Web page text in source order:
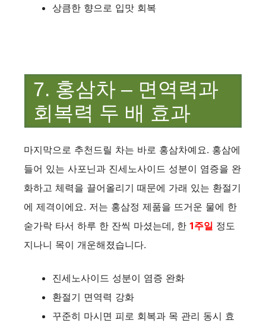
상큼한 향으로 입맛 회복
7. 홍삼차 – 면역력과
회복력 두 배 효과
마지막으로 추천드릴 차는 바로 홍삼차예요. 홍삼에
들어 있는 사포닌과 진세노사이드 성분이 염증을 완
화하고 체력을 끌어올리기 때문에 가래 있는 환절기
에 제격이에요. 저는 홍삼정 제품을 뜨거운 물에 한
숟가락 타서 하루 한 잔씩 마셨는데, 한 1주일 정도
지나니 목이 개운해졌습니다.
진세노사이드 성분이 염증 완화
환절기 면역력 강화
꾸준히 마시면 피로 회복과 목 관리 동시 효